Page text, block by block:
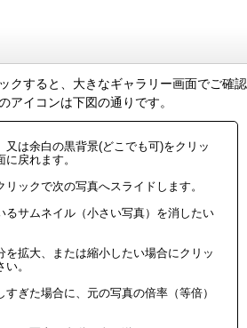
クすると、大きなギャラリー画面でご確認
アイコンは下図の通りです。
又は余白の黒背景(どこでも可)をクリッ
戻れます。
リックで次の写真へスライドします。
るサムネイル（小さい写真）を消したい
を拡大、または縮小したい場合にクリッ
。
すぎた場合に、元の写真の倍率（等倍）